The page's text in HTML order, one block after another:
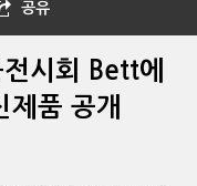
공유
시회 Bett에
품 공개